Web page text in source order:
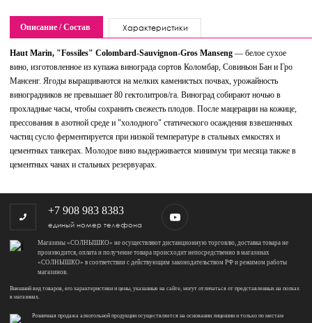
Описание / Состав Характеристики
Haut Marin, "Fossiles" Colombard-Sauvignon-Gros Manseng — белое сухое
вино, изготовленное из купажа винограда сортов Коломбар, Совиньон Бан и Гро
Мансенг. Ягоды выращиваются на мелких каменистых почвах, урожайность
виноградников не превышает 80 гектолитров/га. Виноград собирают ночью в
прохладные часы, чтобы сохранить свежесть плодов. После мацерации на кожице,
прессования в азотной среде и "холодного" статического осаждения взвешенных
частиц сусло ферментируется при низкой температуре в стальных емкостях и
цементных танкерах. Молодое вино выдерживается минимум три месяца также в
цементных чанах и стальных резервуарах.
+7 908 983 8383
единый номер телефона
Магазины «СОЛНЫШКО» не осуществляют дистанционную торговлю, доставка товара не
производится, оплата и получение товара происходит непосредственно в магазинах
«СОЛНЫШКО» в соответствии с действующим законодательством РФ и режимом работы
магазинов.
Внешний вид товаров, его характеристики и цены, указанные на сайте, могут отличаться от представленных на полках
в магазинах.
Розничная продажа алкогольной продукции осуществляется на основании лицензии и только по местам